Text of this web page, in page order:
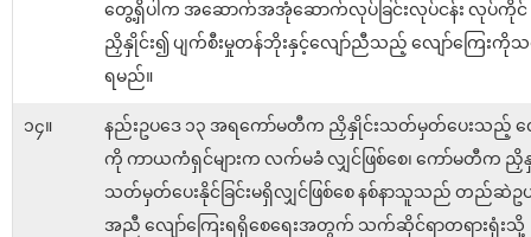
တွေ့ရှိပါက အဆောက်အအုံဆောက်လုပ်ခြင်းလုပ်ငန်း လုပ်ကိုင်
ညှိနှိုင်း၍ ပျက်စီးမှုတန်ဘိုးနှင့်လျော်ညီသည့် လျော်ကြေးကို
ရမည်။
၁၄။
နည်းဥပဒေ ၁၃ အရကော်မတီက ညှိနှိုင်းသတ်မှတ်ပေးသည့် လျ
ကို ကာယကံရှင်များက လက်မခံ လျှင်ဖြစ်စေ၊ ကော်မတီက ညှိ
သတ်မှတ်ပေးနိုင်ခြင်းမရှိလျှင်ဖြစ်စေ နစ်နာသူသည် တည်ဆဲဥပ​ဒ
အညီ လျော်ကြေးရရှိစေရေးအတွက် သက်ဆိုင်ရာတရားရုံးသို့